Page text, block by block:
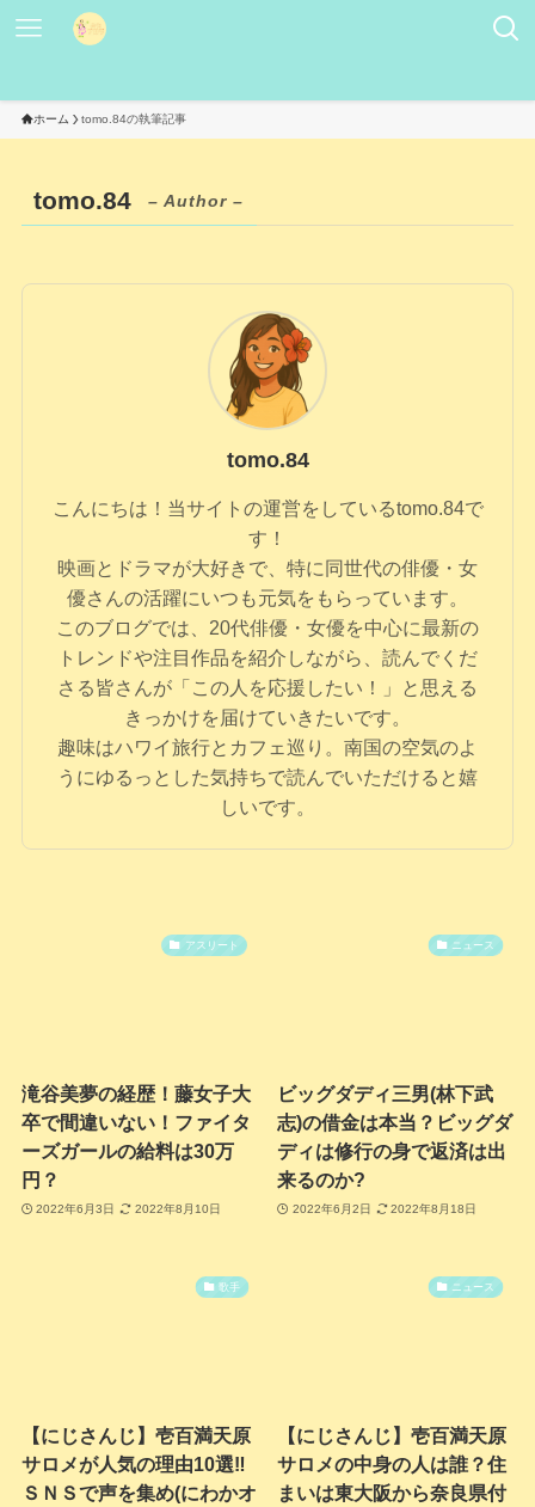
ホーム tomo.84の執筆記事
tomo.84 – Author –
tomo.84
こんにちは！当サイトの運営をしているtomo.84で
す！
映画とドラマが大好きで、特に同世代の俳優・女
優さんの活躍にいつも元気をもらっています。
このブログでは、20代俳優・女優を中心に最新の
トレンドや注目作品を紹介しながら、読んでくだ
さる皆さんが「この人を応援したい！」と思える
きっかけを届けていきたいです。
趣味はハワイ旅行とカフェ巡り。南国の空気のよ
うにゆるっとした気持ちで読んでいただけると嬉
しいです。
アスリート
滝谷美夢の経歴！藤女子大
卒で間違いない！ファイタ
ーズガールの給料は30万
円？
2022年6月3日 2022年8月10日
ニュース
ビッグダディ三男(林下武
志)の借金は本当？ビッグダ
ディは修行の身で返済は出
来るのか?
2022年6月2日 2022年8月18日
歌手
【にじさんじ】壱百満天原
サロメが人気の理由10選‼
ＳＮＳで声を集め(にわかオ
ニュース
【にじさんじ】壱百満天原
サロメの中身の人は誰？住
まいは東大阪から奈良県付